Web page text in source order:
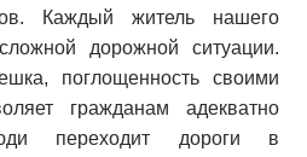
Каждый житель нашего
дорожной ситуации.
поглощенность своими
гражданам адекватно
переходит дороги в